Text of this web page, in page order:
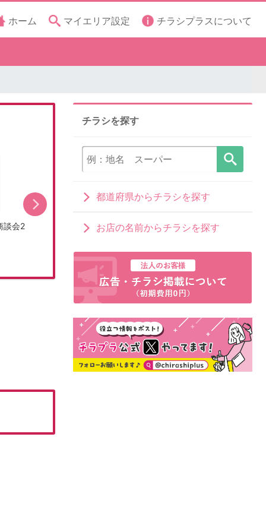
ホーム マイエリア設定 チラシプラスについて
談会2
【PR】条件達成で楽天ポイント500ポイントプレ
チラシを探す
都道府県からチラシを探す
お店の名前からチラシを探す